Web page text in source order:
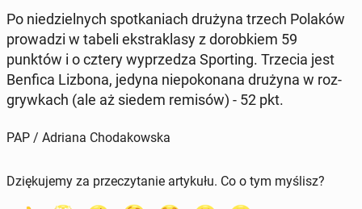
Po nie­dziel­nych spo­tka­niach drużyna trzech Polaków
pro­wa­dzi w tabeli eks­tra­kla­sy z do­rob­kiem 59
punktów i o cztery wy­prze­dza Spor­ting. Trzecia jest
Benfica Lizbona, jedyna nie­po­ko­na­na drużyna w roz­
gryw­kach (ale aż siedem remisów) - 52 pkt.
PAP / Adriana Chodakowska
Dziękujemy za przeczytanie artykułu. Co o tym myślisz?